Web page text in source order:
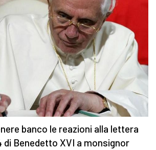
banco le reazioni alla lettera
di Benedetto XVI a monsignor